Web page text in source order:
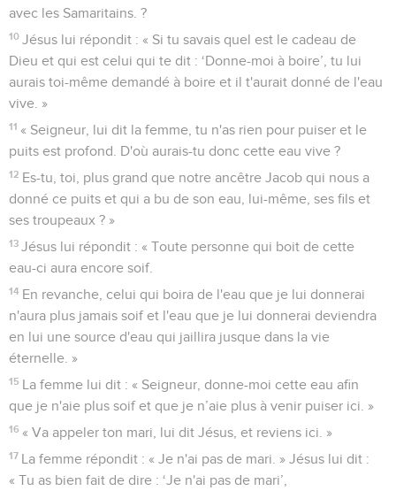
avec les Samaritains. ?
10 Jésus lui répondit : « Si tu savais quel est le cadeau de
Dieu et qui est celui qui te dit : ‘Donne-moi à boire’, tu lui
aurais toi-même demandé à boire et il t'aurait donné de l'eau
vive. »
11 « Seigneur, lui dit la femme, tu n'as rien pour puiser et le
puits est profond. D'où aurais-tu donc cette eau vive ?
12 Es-tu, toi, plus grand que notre ancêtre Jacob qui nous a
donné ce puits et qui a bu de son eau, lui-même, ses fils et
ses troupeaux ? »
13 Jésus lui répondit : « Toute personne qui boit de cette
eau-ci aura encore soif.
14 En revanche, celui qui boira de l'eau que je lui donnerai
n'aura plus jamais soif et l'eau que je lui donnerai deviendra
en lui une source d'eau qui jaillira jusque dans la vie
éternelle. »
15 La femme lui dit : « Seigneur, donne-moi cette eau afin
que je n'aie plus soif et que je n’aie plus à venir puiser ici. »
16 « Va appeler ton mari, lui dit Jésus, et reviens ici. »
17 La femme répondit : « Je n'ai pas de mari. » Jésus lui dit :
« Tu as bien fait de dire : ‘Je n'ai pas de mari’,